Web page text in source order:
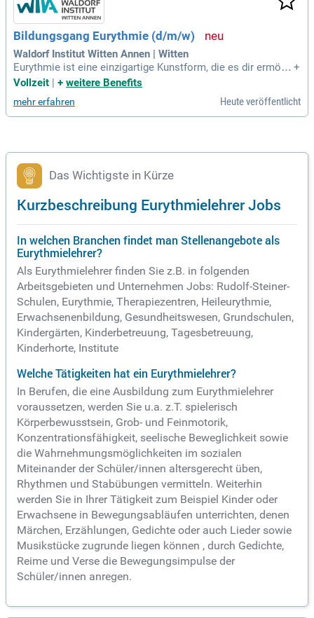
Bildungsgang Eurythmie (d/m/w)
Waldorf Institut Witten Annen | Witten
Eurythmie ist eine einzigartige Kunstform, die es dir ermögli
cht, die innere Welt des Menschen sichtbar auszudrücken. U
Entwicklung kreativer Ausdrucksformen wie Dichtung, Musi
k und Tanz. An unserem Institut bieten wir einen inspirieren
r, Geist und Sprache wird Eurythmie zu einer lebendigen Kun
st, die dein inneres Wesen zum Ausdruck bringt. Entdecke d
ie faszinierenden Möglichkeiten, die die Eurythmie für deine
die Welt der Eurythmie und werde Teil unserer kreativen Ge
+
Vollzeit | + weitere Benefits
mehr erfahren Heute veröffentlicht
Das Wichtigste in Kürze
Kurzbeschreibung Eurythmielehrer Jobs
In welchen Branchen findet man Stellenangebote als
Eurythmielehrer?
Als Eurythmielehrer finden Sie z.B. in folgenden
Arbeitsgebieten und Unternehmen Jobs: Rudolf-Steiner-
Schulen, Eurythmie, Therapiezentren, Heileurythmie,
Erwachsenenbildung, Gesundheitswesen, Grundschulen,
Kindergärten, Kinderbetreuung, Tagesbetreuung,
Kinderhorte, Institute
Welche Tätigkeiten hat ein Eurythmielehrer?
In Berufen, die eine Ausbildung zum Eurythmielehrer
voraussetzen, werden Sie u.a. z.T. spielerisch
Körperbewusstsein, Grob- und Feinmotorik,
Konzentrationsfähigkeit, seelische Beweglichkeit sowie
die Wahrnehmungsmöglichkeiten im sozialen
Miteinander der Schüler/innen altersgerecht üben,
Rhythmen und Stabübungen vermitteln. Weiterhin
werden Sie in Ihrer Tätigkeit zum Beispiel Kinder oder
Erwachsene in Bewegungsabläufen unterrichten, denen
Märchen, Erzählungen, Gedichte oder auch Lieder sowie
Musikstücke zugrunde liegen können , durch Gedichte,
Reime und Verse die Bewegungsimpulse der
Schüler/innen anregen.